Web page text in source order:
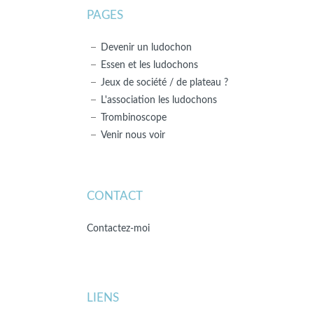
PAGES
Devenir un ludochon
Essen et les ludochons
Jeux de société / de plateau ?
L'association les ludochons
Trombinoscope
Venir nous voir
CONTACT
Contactez-moi
LIENS